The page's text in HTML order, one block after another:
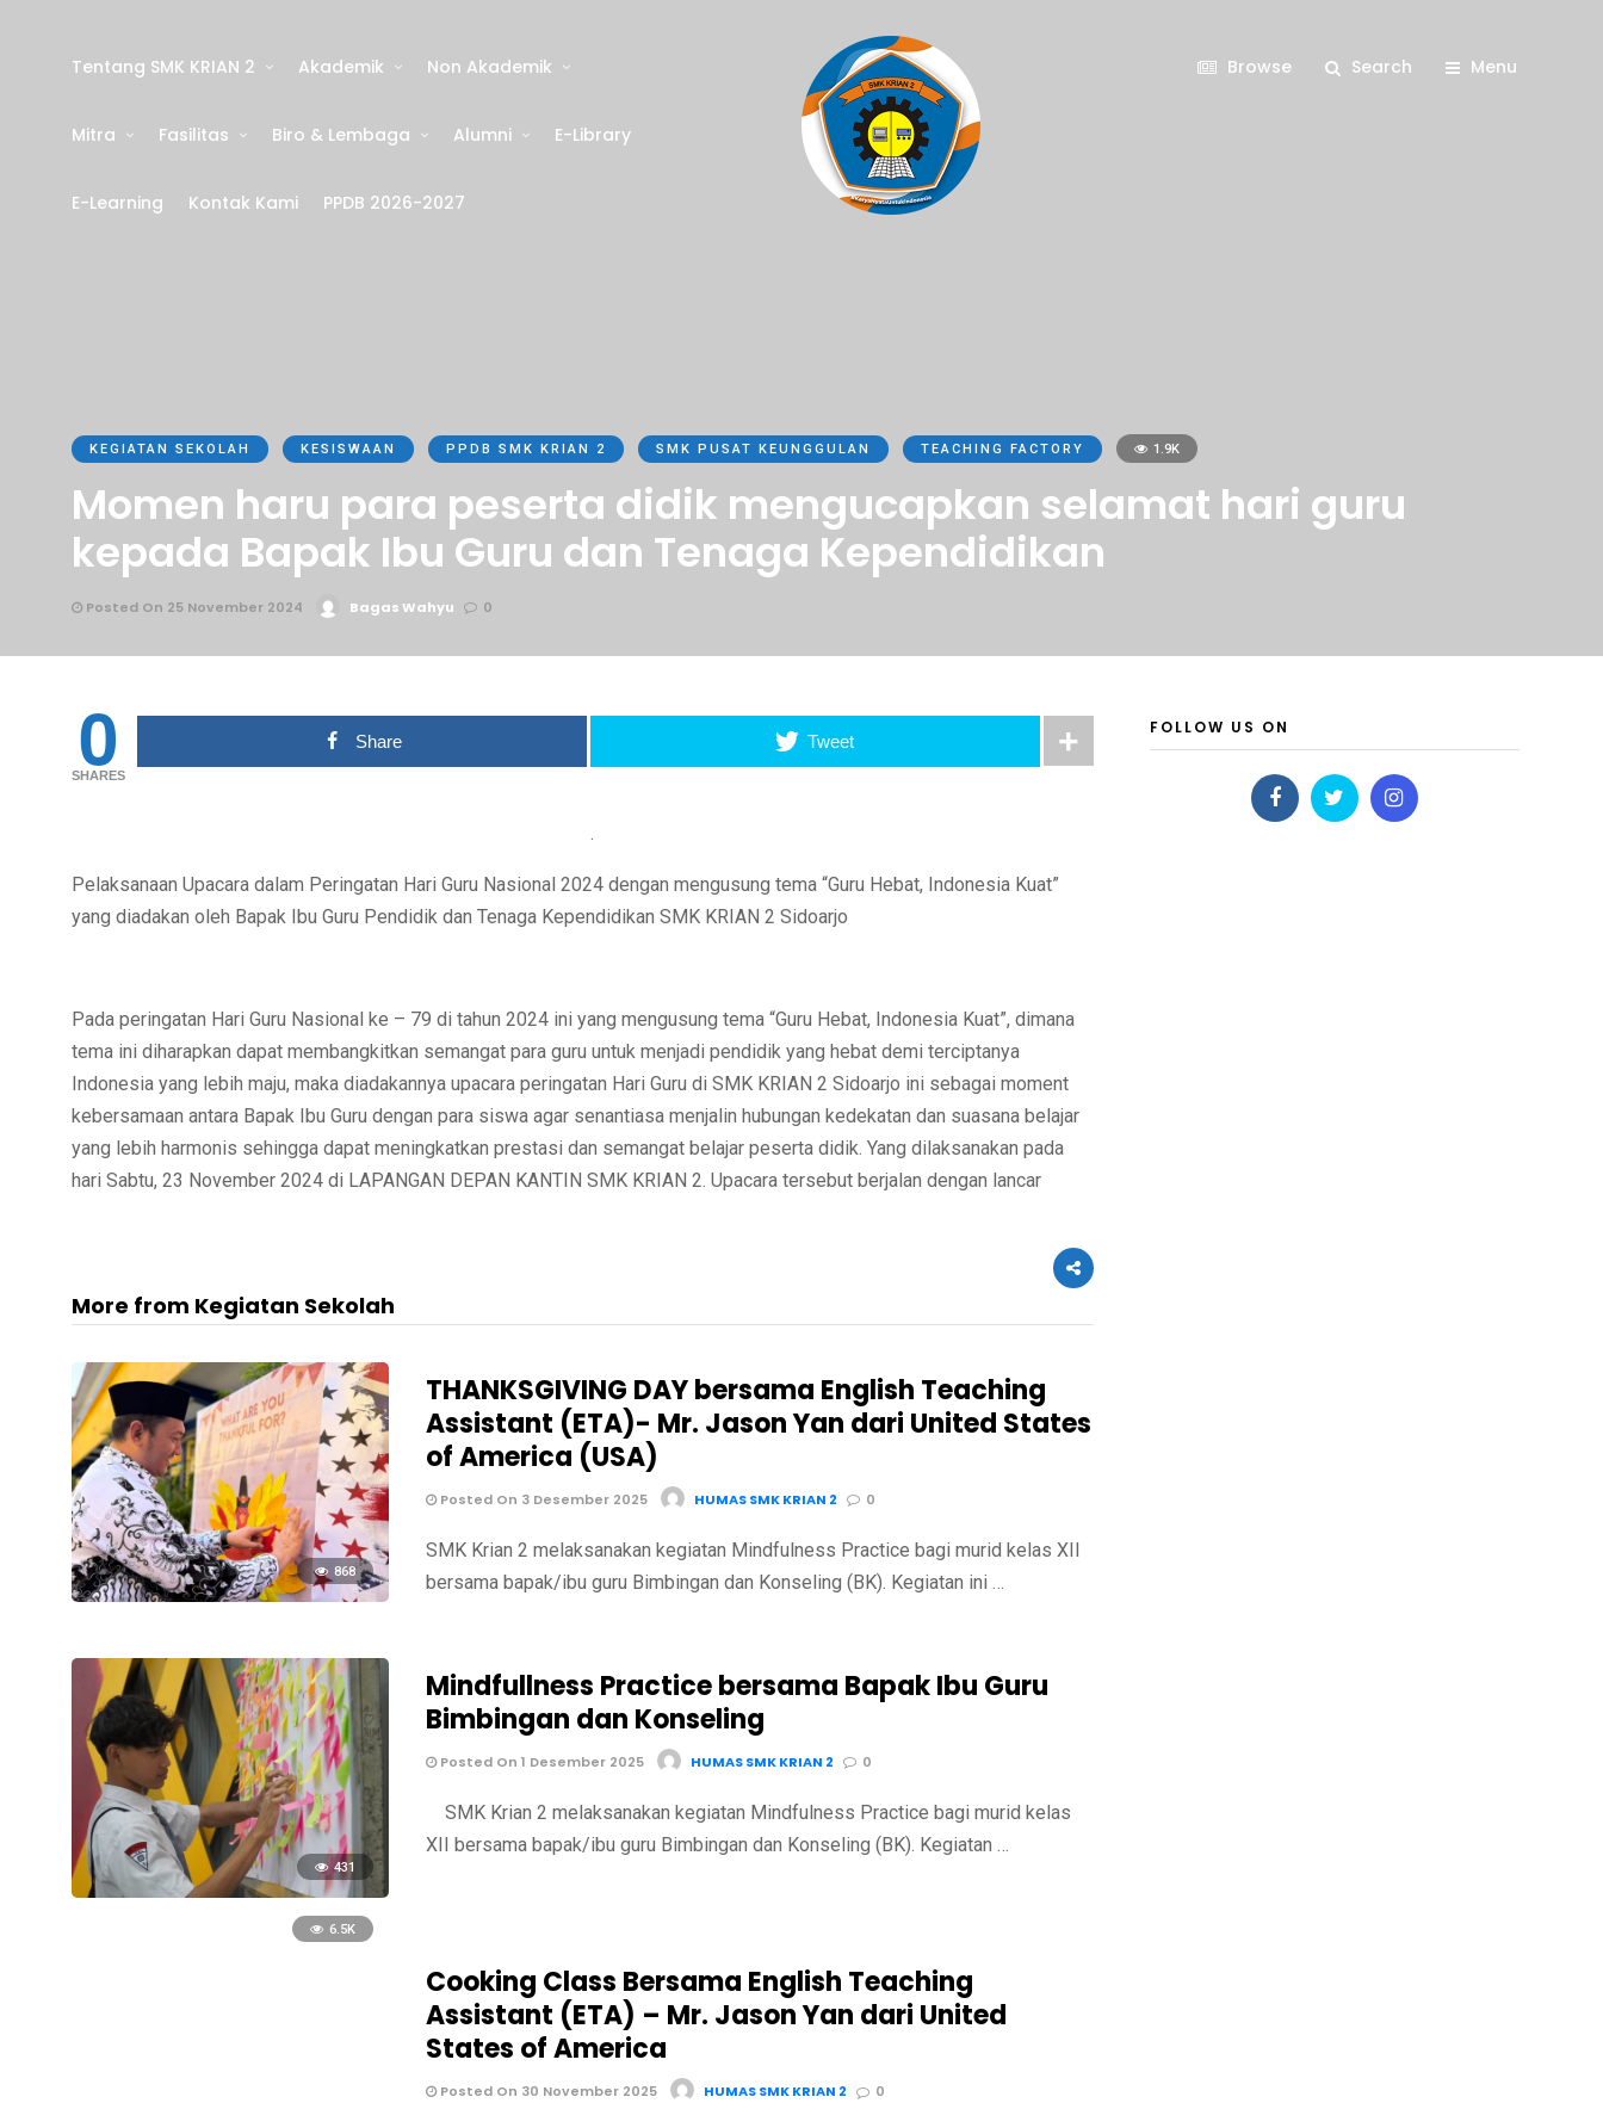
Tentang SMK KRIAN 2 Akademik Non Akademik
Mitra Fasilitas Biro & Lembaga Alumni E-Library
E-Learning Kontak Kami PPDB 2026-2027
Browse Search Menu
KEGIATAN SEKOLAH KESISWAAN PPDB SMK KRIAN 2 SMK PUSAT KEUNGGULAN TEACHING FACTORY 1.9K
Momen haru para peserta didik mengucapkan selamat hari guru
kepada Bapak Ibu Guru dan Tenaga Kependidikan
Posted On 25 November 2024 Bagas Wahyu 0
0
SHARES
Share Tweet
.
Pelaksanaan Upacara dalam Peringatan Hari Guru Nasional 2024 dengan mengusung tema “Guru Hebat, Indonesia Kuat”
yang diadakan oleh Bapak Ibu Guru Pendidik dan Tenaga Kependidikan SMK KRIAN 2 Sidoarjo
Pada peringatan Hari Guru Nasional ke – 79 di tahun 2024 ini yang mengusung tema “Guru Hebat, Indonesia Kuat”, dimana
tema ini diharapkan dapat membangkitkan semangat para guru untuk menjadi pendidik yang hebat demi terciptanya
Indonesia yang lebih maju, maka diadakannya upacara peringatan Hari Guru di SMK KRIAN 2 Sidoarjo ini sebagai moment
kebersamaan antara Bapak Ibu Guru dengan para siswa agar senantiasa menjalin hubungan kedekatan dan suasana belajar
yang lebih harmonis sehingga dapat meningkatkan prestasi dan semangat belajar peserta didik. Yang dilaksanakan pada
hari Sabtu, 23 November 2024 di LAPANGAN DEPAN KANTIN SMK KRIAN 2. Upacara tersebut berjalan dengan lancar
More from Kegiatan Sekolah
868
THANKSGIVING DAY bersama English Teaching
Assistant (ETA)- Mr. Jason Yan dari United States
of America (USA)
Posted On 3 Desember 2025 HUMAS SMK KRIAN 2 0
SMK Krian 2 melaksanakan kegiatan Mindfulness Practice bagi murid kelas XII
bersama bapak/ibu guru Bimbingan dan Konseling (BK). Kegiatan ini …
431
Mindfullness Practice bersama Bapak Ibu Guru
Bimbingan dan Konseling
Posted On 1 Desember 2025 HUMAS SMK KRIAN 2 0
SMK Krian 2 melaksanakan kegiatan Mindfulness Practice bagi murid kelas
XII bersama bapak/ibu guru Bimbingan dan Konseling (BK). Kegiatan …
6.5K
Cooking Class Bersama English Teaching
Assistant (ETA) – Mr. Jason Yan dari United
States of America
Posted On 30 November 2025 HUMAS SMK KRIAN 2 0
FOLLOW US ON